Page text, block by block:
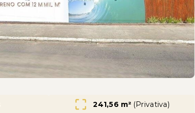
241,56 m² (Privativa)